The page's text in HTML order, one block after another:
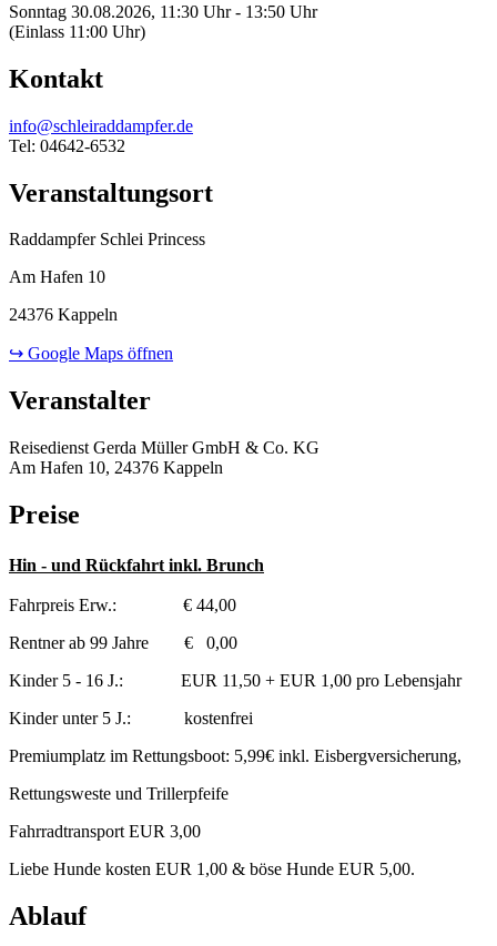
Sonntag 30.08.2026, 11:30 Uhr - 13:50 Uhr
(Einlass 11:00 Uhr)
Kontakt
info@schleiraddampfer.de
Tel: 04642-6532
Veranstaltungsort
Raddampfer Schlei Princess
Am Hafen 10
24376 Kappeln
↪ Google Maps öffnen
Veranstalter
Reisedienst Gerda Müller GmbH & Co. KG
Am Hafen 10, 24376 Kappeln
Preise
Hin - und Rückfahrt inkl. Brunch
Fahrpreis Erw.: € 44,00
Rentner ab 99 Jahre € 0,00
Kinder 5 - 16 J.: EUR 11,50 + EUR 1,00 pro Lebensjahr
Kinder unter 5 J.: kostenfrei
Premiumplatz im Rettungsboot: 5,99€ inkl. Eisbergversicherung,
Rettungsweste und Trillerpfeife
Fahrradtransport EUR 3,00
Liebe Hunde kosten EUR 1,00 & böse Hunde EUR 5,00.
Ablauf